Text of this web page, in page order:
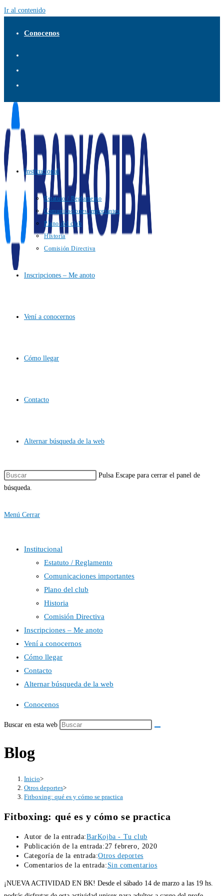
Ir al contenido
Conocenos
Institucional
Estatuto / Reglamento
Comunicaciones importantes
Plano del club
Historia
Comisión Directiva
Inscripciones – Me anoto
Vení a conocernos
Cómo llegar
Contacto
Alternar búsqueda de la web
Pulsa Escape para cerrar el panel de
búsqueda.
Menú Cerrar
Institucional
Estatuto / Reglamento
Comunicaciones importantes
Plano del club
Historia
Comisión Directiva
Inscripciones – Me anoto
Vení a conocernos
Cómo llegar
Contacto
Alternar búsqueda de la web
Conocenos
Buscar en esta web
Blog
Inicio>
Otros deportes>
Fitboxing: qué es y cómo se practica
Fitboxing: qué es y cómo se practica
Autor de la entrada:BarKojba - Tu club
Publicación de la entrada:27 febrero, 2020
Categoría de la entrada:Otros deportes
Comentarios de la entrada: Sin comentarios
¡NUEVA ACTIVIDAD EN BK! Desde el sábado 14 de marzo a las 19 hs.